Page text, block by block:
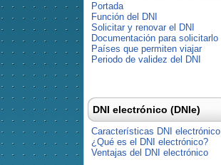
Portada
Función del DNI
Solicitar y renovar el DNI
Documentación para solicitarlo
Países que permiten viajar
Periodo de validez del DNI
DNI electrónico (DNIe)
Características DNI electrónico
¿Qué es el DNI electrónico?
Ventajas del DNI electrónico